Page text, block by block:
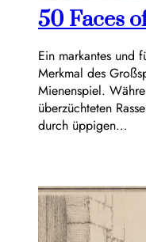
50 Faces
Ein markantes und
Merkmal des
Mienenspiel.
überzüchteten
durch üppigen…